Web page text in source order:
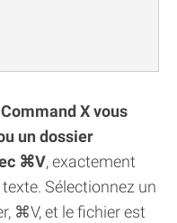
Command X vous
un dossier
⌘V, exactement
Sélectionnez un
⌘V, et le fichier est